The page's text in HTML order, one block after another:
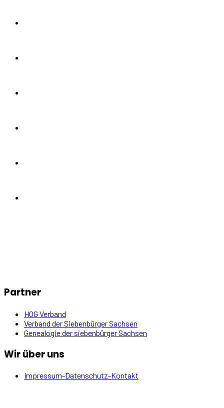
Partner
HOG Verband
Verband der Siebenbürger Sachsen
Genealogie der siebenbürger Sachsen
Wir über uns
Impressum-Datenschutz-Kontakt